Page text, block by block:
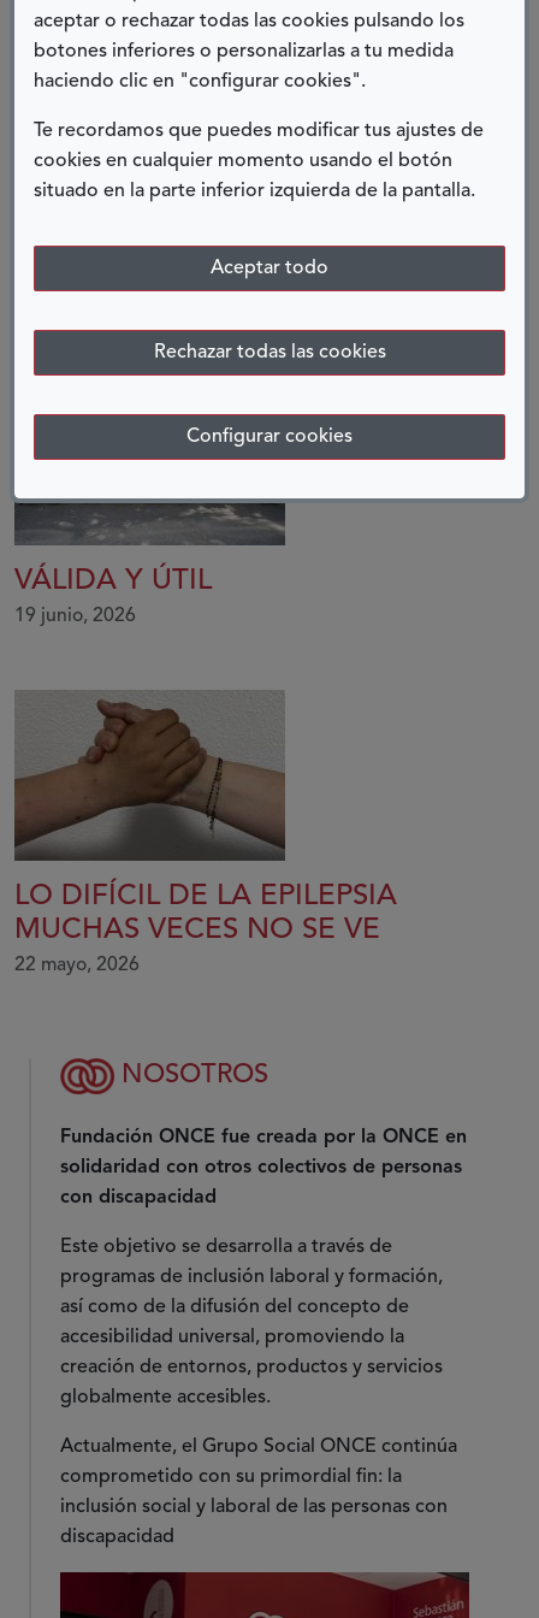
aceptar o rechazar todas las cookies pulsando los
botones inferiores o personalizarlas a tu medida
haciendo clic en "configurar cookies".
Te recordamos que puedes modificar tus ajustes de
cookies en cualquier momento usando el botón
situado en la parte inferior izquierda de la pantalla.
Aceptar todo
Rechazar todas las cookies
Configurar cookies
ENTRADAS RELACIONADAS
CAMBIÓ MI VIDA PARA SIEMPRE
VÁLIDA Y ÚTIL
19 junio, 2026
LO DIFÍCIL DE LA EPILEPSIA
MUCHAS VECES NO SE VE
22 mayo, 2026
NOSOTROS
Fundación ONCE fue creada por la ONCE en
solidaridad con otros colectivos de personas
con discapacidad
Este objetivo se desarrolla a través de
programas de inclusión laboral y formación,
así como de la difusión del concepto de
accesibilidad universal, promoviendo la
creación de entornos, productos y servicios
globalmente accesibles.
Actualmente, el Grupo Social ONCE continúa
comprometido con su primordial fin: la
inclusión social y laboral de las personas con
discapacidad